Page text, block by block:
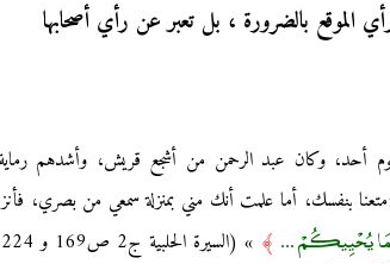
الموقع بالضرورة ، بل تعبر عن رأي أصحابها
لِمَا يُحْيِيكُمْ ... ﴾